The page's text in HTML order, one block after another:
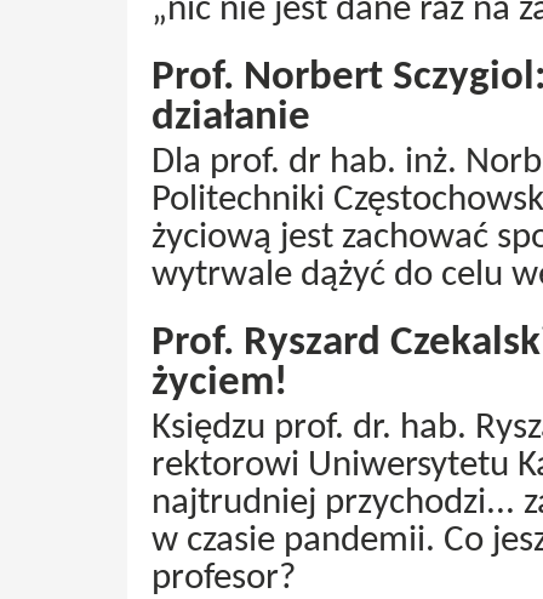
„nic nie jest dane raz na
Prof. Norbert
działanie
Dla prof. dr hab. inż.
Politechniki
życiową jest zachować
wytrwale dążyć do celu
Prof. Ryszard
życiem!
Księdzu prof. dr. hab.
rektorowi Uniwersytetu
najtrudniej przychodzi...
w czasie pandemii. Co
profesor?